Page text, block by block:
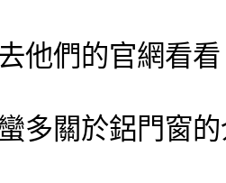
他們的官網看看
多關於鋁門窗